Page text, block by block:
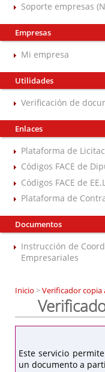
Soporte empresas
Empresas
Mi empresa
Utilidades
Verificación de
Enlaces
Plataforma de
Códigos FACE de
Códigos FACE de
Plataforma de
Documentos
Instrucción de
Empresariales
Inicio >Verificador copia
Este servicio
un documento a